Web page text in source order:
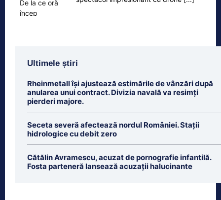
Ultimele știri
Rheinmetall își ajustează estimările de vânzări după
anularea unui contract. Divizia navală va resimți
pierderi majore.
Seceta severă afectează nordul României. Stații
hidrologice cu debit zero
Cătălin Avramescu, acuzat de pornografie infantilă.
Fosta parteneră lansează acuzații halucinante